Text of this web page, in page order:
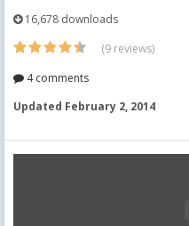
16,678 downloads
(9 reviews)
4 comments
Updated February 2, 2014